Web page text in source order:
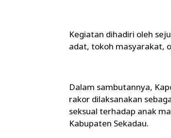
Kegiatan dihadiri oleh
adat, tokoh masyarakat,
Dalam sambutannya,
rakor dilaksanakan
seksual terhadap anak
Kabupaten Sekadau.